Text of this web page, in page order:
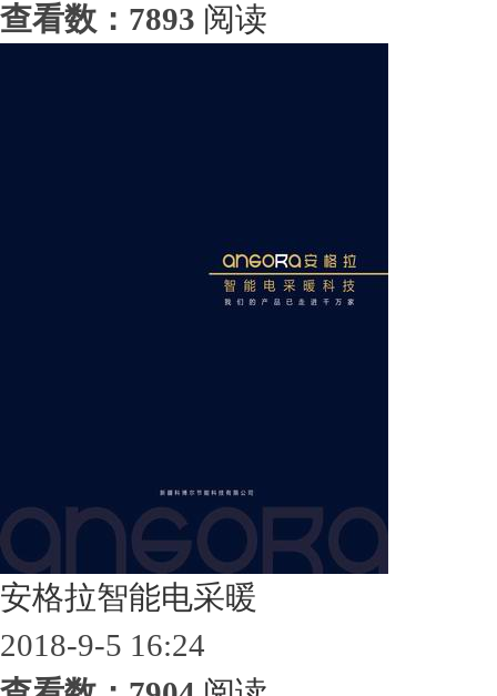
查看数：7893 阅读
安格拉智能电采暖
2018-9-5 16:24